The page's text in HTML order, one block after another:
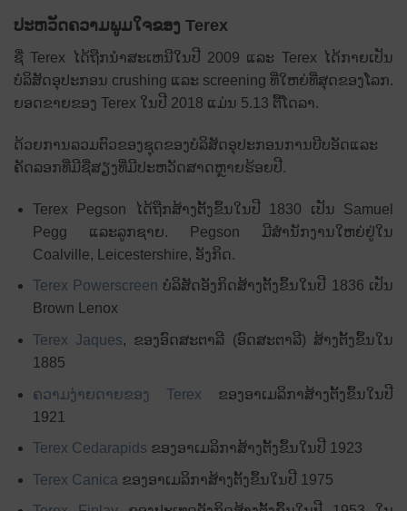
ປະຫວັດຄວາມພູມໃຈຂອງ Terex
ຊື່ Terex ໄດ້ຖືກນໍາສະເຫນີໃນປີ 2009 ແລະ Terex ໄດ້ກາຍເປັນ
ບໍລິສັດອຸປະກອນ crushing ແລະ screening ທີ່ໃຫຍ່ທີ່ສຸດຂອງໂລກ.
ຍອດຂາຍຂອງ Terex ໃນປີ 2018 ແມ່ນ 5.13 ຕື້ໂດລາ.
ດ້ວຍການລວມຕົວຂອງຊຸດຂອງບໍລິສັດອຸປະກອນການບີບອັດແລະ
ຄັດລອກທີ່ມີຊື່ສຽງທີ່ມີປະຫວັດສາດຫຼາຍຮ້ອຍປີ.
Terex Pegson ໄດ້ຖືກສ້າງຕັ້ງຂຶ້ນໃນປີ 1830 ເປັນ Samuel
Pegg ແລະລູກຊາຍ. Pegson ມີສໍານັກງານໃຫຍ່ຢູ່ໃນ
Coalville, Leicestershire, ອັງກິດ.
Terex Powerscreen ບໍລິສັດອັງກິດສ້າງຕັ້ງຂຶ້ນໃນປີ 1836 ເປັນ
Brown Lenox
Terex Jaques, ຂອງອົດສະຕາລີ (ອົດສະຕາລີ) ສ້າງຕັ້ງຂຶ້ນໃນ
1885
ຄວາມງ່າຍດາຍຂອງ Terex ຂອງ​ອາ​ເມລິ​ກາ​ສ້າງ​ຕັ້ງ​ຂຶ້ນ​ໃນ​ປີ
1921​
Terex Cedarapids ຂອງ​ອາ​ເມລິ​ກາ​ສ້າງ​ຕັ້ງ​ຂຶ້ນ​ໃນ​ປີ 1923​
Terex Canica ຂອງ​ອາ​ເມ​ລິ​ກາ​ສ້າງ​ຕັ້ງ​ຂຶ້ນ​ໃນ​ປີ 1975​